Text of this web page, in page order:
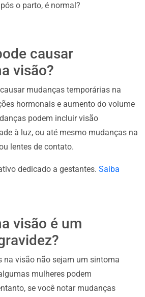
o parto, é normal?
causar
visão?
mudanças temporárias na
hormonais e aumento do volume
podem incluir visão
à luz, ou até mesmo mudanças na
lentes de contato.
dedicado a gestantes. Saiba
visão é um
na visão não sejam um sintoma
mulheres podem
se você notar mudanças